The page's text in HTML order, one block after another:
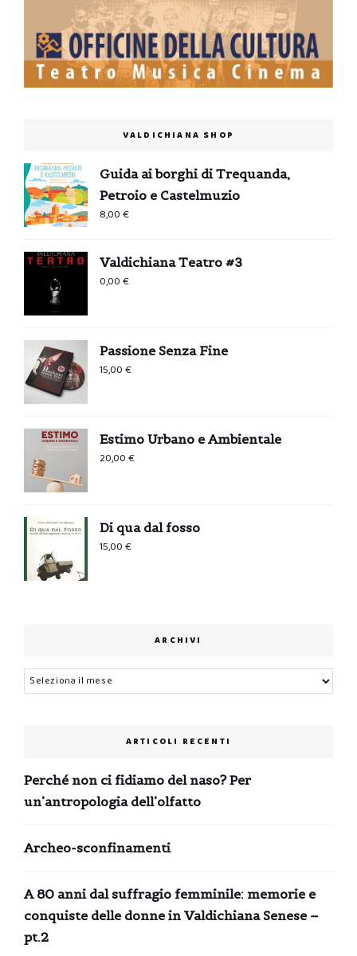
VALDICHIANA SHOP
Guida ai borghi di Trequanda,
Petroio e Castelmuzio
8,00€
Valdichiana Teatro #3
0,00€
Passione Senza Fine
15,00€
Estimo Urbano e Ambientale
20,00€
Di qua dal fosso
15,00€
ARCHIVI
Archivi
ARTICOLI RECENTI
Perché non ci fidiamo del naso? Per
un’antropologia dell’olfatto
Archeo-sconfinamenti
A 80 anni dal suffragio femminile: memorie e
conquiste delle donne in Valdichiana Senese –
pt.2